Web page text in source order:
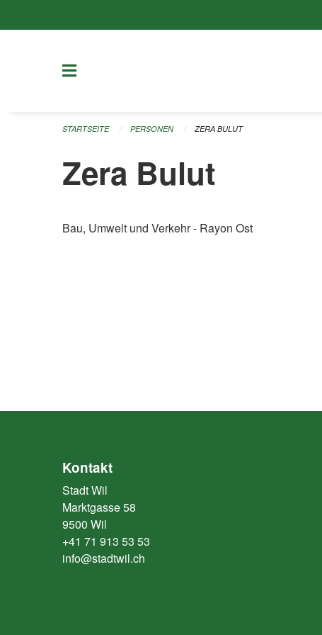
STARTSEITE PERSONEN ZERA BULUT
Zera Bulut
Bau, Umwelt und Verkehr - Rayon Ost
Kontakt
Stadt Wil
Marktgasse 58
9500 Wil
+41 71 913 53 53
info@stadtwil.ch